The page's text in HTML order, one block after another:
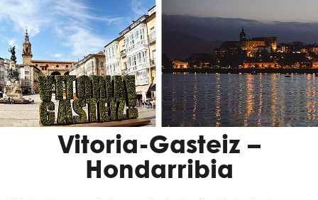
Vitoria-Gasteiz –
Hondarribia